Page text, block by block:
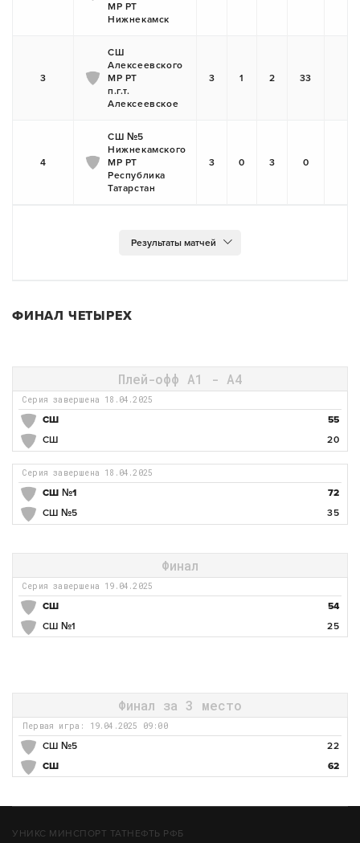
МР РТ
Нижнекамск
3
СШ
Алексеевского
МР РТ
п.г.т.
Алексеевское
3 1 2 33
4
СШ №5
Нижнекамского
МР РТ
Республика
Татарстан
3 0 3 0
ФИНАЛ ЧЕТЫРЕХ
Плей-офф А1 - А4
Серия завершена 18.04.2025
СШ
55
СШ
20
Серия завершена 18.04.2025
СШ №1
72
СШ №5
35
Финал
Серия завершена 19.04.2025
СШ
54
СШ №1
25
Финал за 3 место
Первая игра: 19.04.2025 09:00
СШ №5
22
СШ
62
УНИКС МИНСПОРТ ТАТНЕФТЬ РФБ